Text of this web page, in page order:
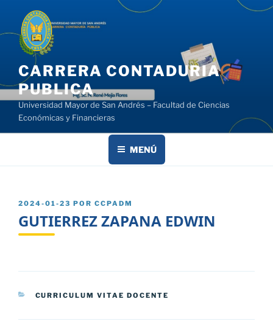
contenido
CARRERA CONTADURIA
PUBLICA
Universidad Mayor de San Andrés – Facultad de Ciencias
Económicas y Financieras
MENÚ
PUBLICADO
2024-01-23 POR CCPADM
GUTIERREZ ZAPANA EDWIN
CATEGORÍAS
CURRICULUM VITAE DOCENTE